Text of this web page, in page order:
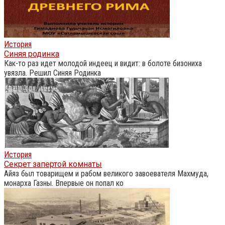
История
Синяя родинка
Как-то раз идет молодой индеец и видит: в болоте бизониха
увязла. Решил Синяя Родинка
История
Секрет запертой комнаты
Айяз был товарищем и рабом великого завоевателя Махмуда,
монарха Газны. Впервые он попал ко